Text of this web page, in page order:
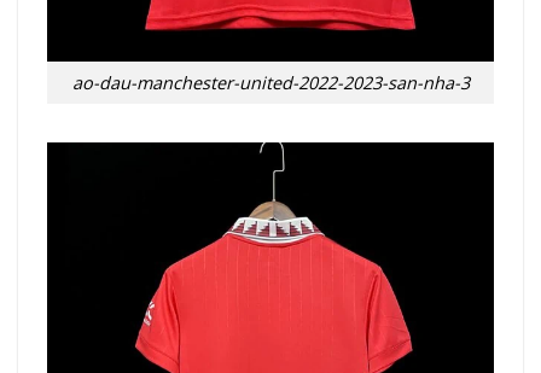
ao-dau-manchester-united-2022-2023-san-nha-3